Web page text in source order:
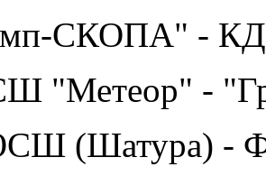
СКОПА" -
"Метеор" -
(Шатура) -